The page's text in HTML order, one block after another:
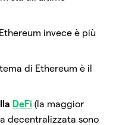
invece è più
di Ethereum è il
DeFi (la maggior
decentralizzata sono